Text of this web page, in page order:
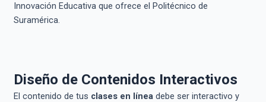
Innovación Educativa que ofrece el Politécnico de
Suramérica.
Diseño de Contenidos Interactivos
El contenido de tus clases en línea debe ser interactivo y